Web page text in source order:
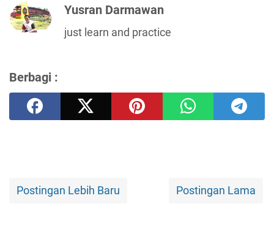
Yusran Darmawan
just learn and practice
Berbagi :
Postingan Lebih Baru Postingan Lama